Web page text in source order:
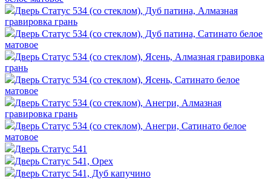
Дверь Статус 534 (со стеклом), Дуб патина, Алмазная
гравировка грань
Дверь Статус 534 (со стеклом), Дуб патина, Сатинато белое
матовое
Дверь Статус 534 (со стеклом), Ясень, Алмазная гравировка
грань
Дверь Статус 534 (со стеклом), Ясень, Сатинато белое
матовое
Дверь Статус 534 (со стеклом), Анегри, Алмазная
гравировка грань
Дверь Статус 534 (со стеклом), Анегри, Сатинато белое
матовое
Дверь Статус 541
Дверь Статус 541, Орех
Дверь Статус 541, Дуб капучино